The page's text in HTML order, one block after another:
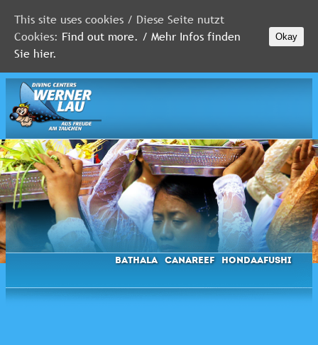
MALEDIVEN
ROTES
MEER
FLORIDA
Newsletter
Bathala Canareef Hondaafushi
This site uses cookies / Diese Seite nutzt
Cookies: Find out more. / Mehr Infos finden
Sie hier.
Okay